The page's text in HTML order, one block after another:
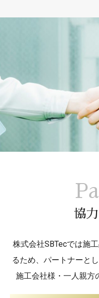
協
株式会社SBTecでは施
るため、パートナーと
施工会社様・一人親方